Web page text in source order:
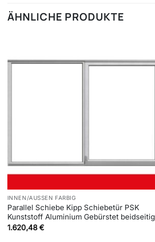
ÄHNLICHE PRODUKTE
INNEN/AUSSEN FARBIG
Parallel Schiebe Kipp Schiebetür PSK
Kunststoff Aluminium Gebürstet beidseitig
1.620,48 €